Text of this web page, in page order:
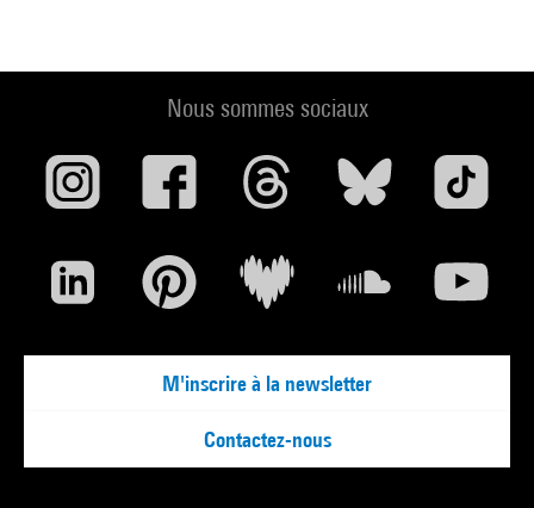
Nous sommes sociaux
M'inscrire à la newsletter
Contactez-nous